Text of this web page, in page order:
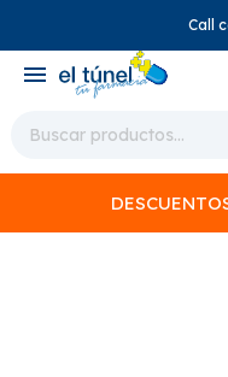
Call
menu
close